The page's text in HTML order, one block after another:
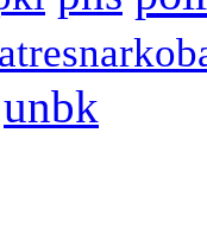
unbk